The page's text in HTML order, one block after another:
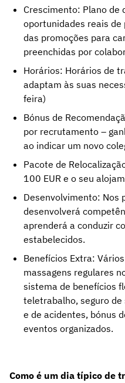
Crescimento: Plano de
oportunidades reais de
das promoções para
preenchidas por
Horários: Horários de
adaptam às suas
feira)
Bónus de
por recrutamento –
ao indicar um novo
Pacote de
100 EUR e o seu
Desenvolvimento: Nos
desenvolverá
aprenderá a conduzir
estabelecidos.
Benefícios Extra:
massagens regulares
sistema de benefícios
teletrabalho, seguro de
e de acidentes, bónus
eventos organizados.
Como é um dia típico de